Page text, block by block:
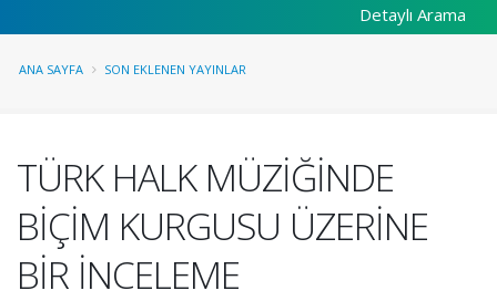
Detaylı Arama
ANA SAYFA SON EKLENEN YAYINLAR
TÜRK HALK MÜZİĞİNDE
BİÇİM KURGUSU ÜZERİNE
BİR İNCELEME